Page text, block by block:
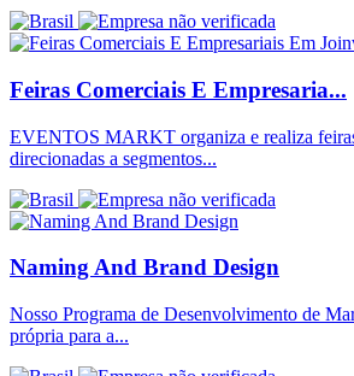
Feiras Comerciais E Empresaria...
EVENTOS MARKT organiza e realiza
direcionadas a segmentos...
Naming And Brand Design
Nosso Programa de Desenvolvimento de
própria para a...